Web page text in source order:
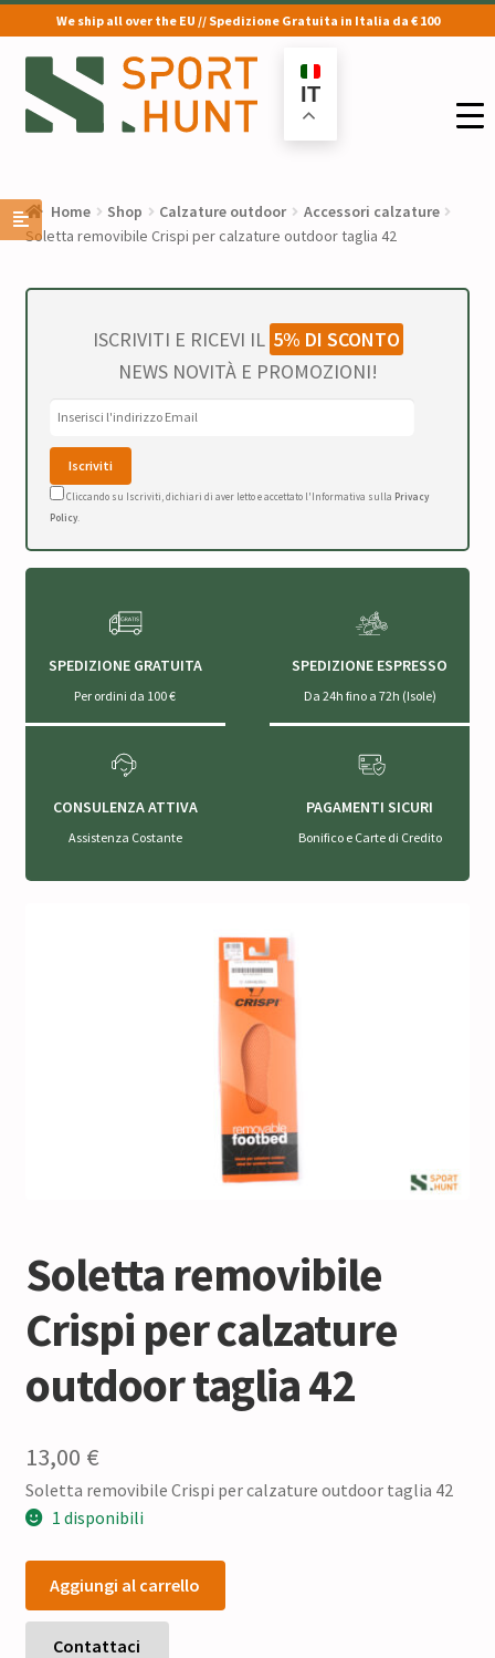
We ship all over the EU // Spedizione Gratuita in Italia da € 100
Vai
alla
navigazione
Vai
al
contenuto
IT
Home Shop Calzature outdoor
Accessori calzature
Soletta removibile Crispi per calzature outdoor taglia 42
ISCRIVITI E RICEVI IL 5% DI SCONTO
NEWS NOVITÀ E PROMOZIONI!
Cliccando su Iscriviti, dichiari di aver letto e accettato l'Informativa sulla Privacy
Policy.
SPEDIZIONE GRATUITA
Per ordini da 100 €
SPEDIZIONE ESPRESSO
Da 24h fino a 72h (Isole)
CONSULENZA ATTIVA
Assistenza Costante
PAGAMENTI SICURI
Bonifico e Carte di Credito
Soletta removibile
Crispi per calzature
outdoor taglia 42
13,00 €
Soletta removibile Crispi per calzature outdoor taglia 42
1 disponibili
Soletta
removibile
Crispi
Aggiungi al carrello
Contattaci